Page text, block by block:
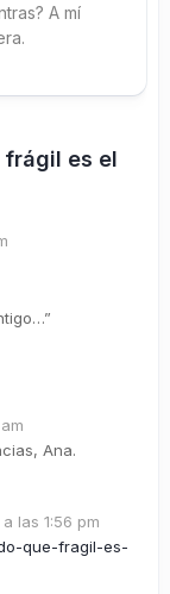
A mí
frágil es el
Ana.
las 1:56 pm
que-fragil-es-